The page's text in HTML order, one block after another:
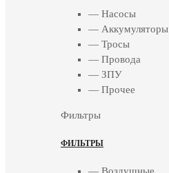
— Насосы
— Аккумуляторы
— Тросы
— Провода
— ЗПУ
— Прочее
Фильтры
ФИЛЬТРЫ